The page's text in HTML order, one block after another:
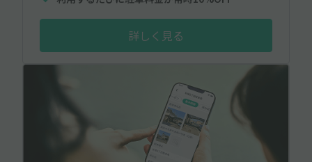
詳しく見る